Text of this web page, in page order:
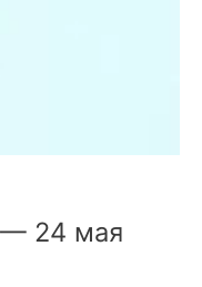
— 24 мая